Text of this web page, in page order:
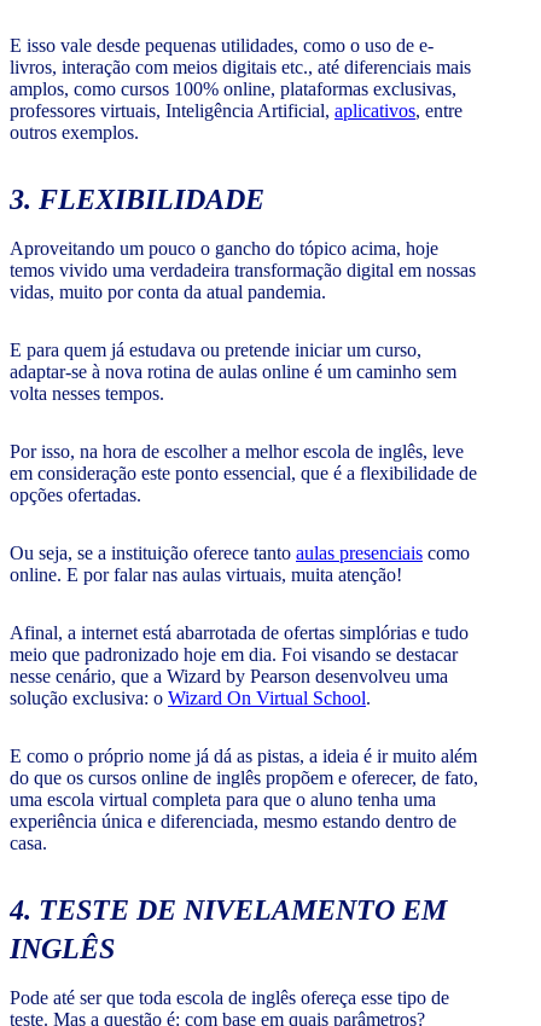
E isso vale desde pequenas utilidades, como o uso de e-
livros, interação com meios digitais etc., até diferenciais mais
amplos, como cursos 100% online, plataformas exclusivas,
professores virtuais, Inteligência Artificial, aplicativos, entre
outros exemplos.
3. FLEXIBILIDADE
Aproveitando um pouco o gancho do tópico acima, hoje
temos vivido uma verdadeira transformação digital em nossas
vidas, muito por conta da atual pandemia.
E para quem já estudava ou pretende iniciar um curso,
adaptar-se à nova rotina de aulas online é um caminho sem
volta nesses tempos.
Por isso, na hora de escolher a melhor escola de inglês, leve
em consideração este ponto essencial, que é a flexibilidade de
opções ofertadas.
Ou seja, se a instituição oferece tanto aulas presenciais como
online. E por falar nas aulas virtuais, muita atenção!
Afinal, a internet está abarrotada de ofertas simplórias e tudo
meio que padronizado hoje em dia. Foi visando se destacar
nesse cenário, que a Wizard by Pearson desenvolveu uma
solução exclusiva: o Wizard On Virtual School.
E como o próprio nome já dá as pistas, a ideia é ir muito além
do que os cursos online de inglês propõem e oferecer, de fato,
uma escola virtual completa para que o aluno tenha uma
experiência única e diferenciada, mesmo estando dentro de
casa.
4. TESTE DE NIVELAMENTO EM
INGLÊS
Pode até ser que toda escola de inglês ofereça esse tipo de
teste. Mas a questão é: com base em quais parâmetros?